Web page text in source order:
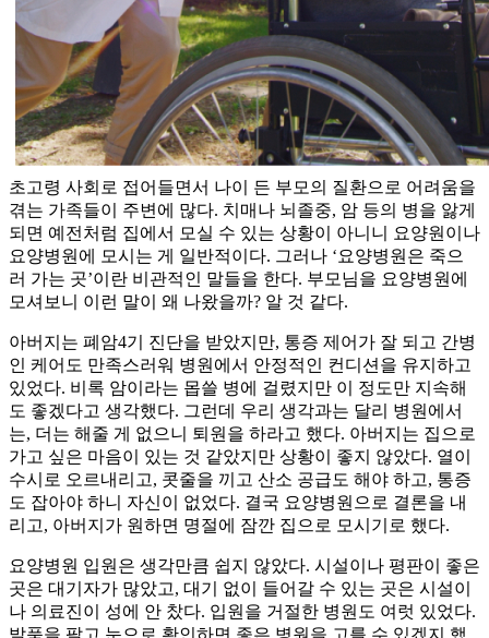
초고령 사회로 접어들면서 나이 든 부모의 질환으로 어려움을
겪는 가족들이 주변에 많다. 치매나 뇌졸중, 암 등의 병을 앓게
되면 예전처럼 집에서 모실 수 있는 상황이 아니니 요양원이나
요양병원에 모시는 게 일반적이다. 그러나 ‘요양병원은 죽으
러 가는 곳’이란 비관적인 말들을 한다. 부모님을 요양병원에
모셔보니 이런 말이 왜 나왔을까? 알 것 같다.
아버지는 폐암4기 진단을 받았지만, 통증 제어가 잘 되고 간병
인 케어도 만족스러워 병원에서 안정적인 컨디션을 유지하고
있었다. 비록 암이라는 몹쓸 병에 걸렸지만 이 정도만 지속해
도 좋겠다고 생각했다. 그런데 우리 생각과는 달리 병원에서
는, 더는 해줄 게 없으니 퇴원을 하라고 했다. 아버지는 집으로
가고 싶은 마음이 있는 것 같았지만 상황이 좋지 않았다. 열이
수시로 오르내리고, 콧줄을 끼고 산소 공급도 해야 하고, 통증
도 잡아야 하니 자신이 없었다. 결국 요양병원으로 결론을 내
리고, 아버지가 원하면 명절에 잠깐 집으로 모시기로 했다.
요양병원 입원은 생각만큼 쉽지 않았다. 시설이나 평판이 좋은
곳은 대기자가 많았고, 대기 없이 들어갈 수 있는 곳은 시설이
나 의료진이 성에 안 찼다. 입원을 거절한 병원도 여럿 있었다.